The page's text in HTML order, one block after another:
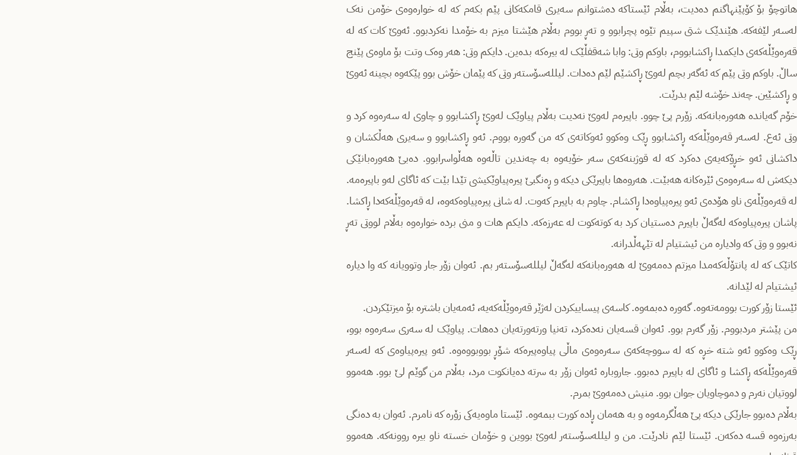
هاتوچۆ بۆ کۆپێنهاگنم دەدیت، به‌ڵام ئێستاکه‌ ده‌شتوانم سه‌یری قامکه‌کانی پێم بکه‌م که ‌لە خوارەوەی خۆمن نه‌ک
له‌سه‌ر لێفه‌که‌. هێندێک شتی سپیم تێوە پچرابوو و تەڕ بووم بەڵام هێشتا میزم بە خۆمدا نەکردبوو. ئەوێ کات کە لە
قەرەوێڵەکەی دایکمدا ڕاکشابووم، باوکم وتی: وابا شەقفڵێک له‌ بیره‌که‌ بده‌ین. دایکم وتی: هەر وەک وتت بۆ ماوەی پێنج
ساڵ. باوکم وتی پێم که‌ ئه‌گه‌ر بچم لەوێ ڕاکشێم لێم دەدات. لیلله‌سۆسته‌ر وتی کە پێمان خۆش بوو پێکەوە بچینە ئەوێ
و ڕاکشێین. چەند خۆشە لێم بدرێت.
خۆم گەیاندە هەورەبانەکە‌. زۆرم پێ چوو. باپیرەم لەوێ نه‌دیت به‌ڵام پیاوێک له‌وێ ڕاکشابوو و چاوی له‌ سه‌ره‌وه‌ کرد و
وتی ئەع. له‌سه‌ر قه‌ره‌وێڵه‌که‌ ڕاکشابوو ڕێک وەکوو ئەوکاتەی کە من گەورە بووم. ئه‌و ڕاکشابوو و سەیری هەڵکشان و
داکشانی ئەو خڕۆکەیەی دەکرد کە لە قوژبنەکەی سەر خۆیەوە بە چەندین تاڵەوە هەڵواسرابوو. ده‌بێ هه‌وره‌بانێکی
دیکەش لە سەرەوەی ئێرەکانە هەبێت. هەروەها باپیرێکی دیکە و ڕەنگبێ پیرەپیاوێکیشی تێدا بێت کە ئاگای لەو باپیرەمە.
له‌ قه‌ره‌وێڵه‌ی ناو هۆدەی ئه‌و پیره‌پیاوەدا‌ ڕاکشام. چاوم به‌ باپیرم که‌وت. له‌ شانی پیره‌پیاوه‌که‌وە، له‌ قه‌ره‌وێڵه‌که‌دا ڕاکشا.
پاشان پیرەپیاوەکە لەگەڵ باپیرم دەستیان کرد بە کوتەکوت لە عەرزەکە. دایکم هات و منی برده‌ خواره‌وه‌ بەڵام لووتی ته‌ڕ
نه‌بوو و وتی کە وادیارە من ئیشتیام لە تێهەڵدرانە.
کاتێک که‌ له‌ پانتۆڵه‌که‌مدا میزتم ده‌مه‌وێ لە هەورەبانەکە له‌گه‌ڵ لیلله‌سۆسته‌ر بم‌. ئەوان زۆر جار وتوویانە کە وا دیارە
ئیشتیام لە لێدانە.
ئێستا زۆر کورت بوومه‌ته‌وه‌. گه‌وره‌ ده‌بمه‌وه‌. کاسه‌ی پیساییکردن له‌ژێر قه‌ره‌وێڵه‌که‌یه‌، ئەمەیان باشتره‌ بۆ میزتێکردن.
من پێشتر مردبووم. زۆر گه‌رم بوو. ئه‌وان قسه‌یان نه‌ده‌کرد، ته‌نیا ورته‌ورتەیان دەهات. پیاوێک لە سەری سەرەوە بوو‌،
ڕێک وه‌کوو ئه‌و شته‌ خڕه‌ کە له‌ سووچه‌که‌ی سه‌ره‌وه‌ی ماڵی پیاوه‌پیره‌که‌ شۆڕ بووبووەوە. ئەو پیرەپیاوەی کە له‌سه‌ر
قه‌ره‌وێڵه‌که‌ ڕاکشا و ئاگای لە باپیرم دەبوو. جاروباره‌ ئه‌وان زۆر به‌ سرتە ده‌یانکوت مرد، به‌ڵام من گوێم لێ بوو. هه‌موو
لووتیان نەرم و دموچاویان جوان بوو. منیش ده‌مه‌وێ بمرم.
به‌ڵام ده‌بوو جارێکی دیکه‌ پێ هەڵگرمەوە و به‌ هه‌مان ڕادە كورت ببمه‌وه‌. ئێستا ماوەیەکی زۆرە کە نامرم. ئه‌وان بە دەنگی
بەرزەوە قسه‌ ده‌که‌ن. ئێستا لێم نادرێت. من و لیللەسۆستەر لەوێ بووین و خۆمان خستە ناو بیرە روونەکە. هەموو